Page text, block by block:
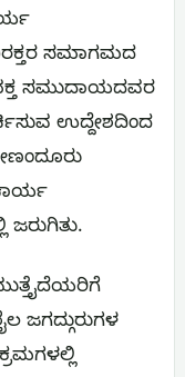
ಸಮಾಗಮದ
ಸಮುದಾಯದವರ
ಉದ್ದೇಶದಿಂದ
ಜಗದ್ಗುರುಗಳ